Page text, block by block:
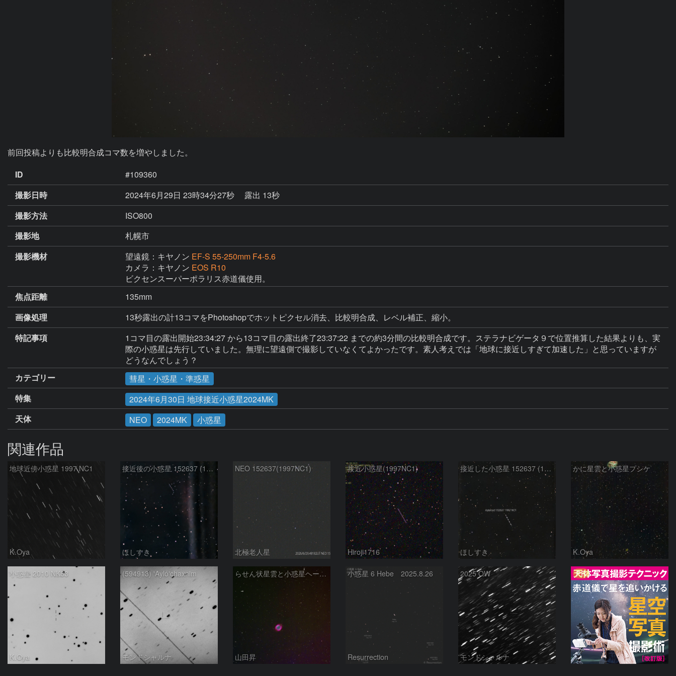
前回投稿よりも比較明合成コマ数を増やしました。
ID
#109360
撮影日時
2024年6月29日 23時34分27秒
露出 13秒
撮影方法
ISO800
撮影地
札幌市
撮影機材
望遠鏡：キヤノン EF-S 55-250mm F4-5.6
カメラ：キヤノン EOS R10
ビクセンスーパーポラリス赤道儀使用。
焦点距離
135mm
画像処理
13秒露出の計13コマをPhotoshopでホットピクセル消去、比較明合成、レベル補正、縮小。
特記事項
1コマ目の露出開始23:34:27 から13コマ目の露出終了23:37:22 までの約3分間の比較明合成です。ステラナビゲータ９で位置推算した結果よりも、実
際の小惑星は先行していました。無理に望遠側で撮影していなくてよかったです。素人考えでは「地球に接近しすぎて加速した」と思っていますが
どうなんでしょう？
カテゴリー
彗星・小惑星・準惑星
特集
2024年6月30日 地球接近小惑星2024MK
天体
NEO 2024MK 小惑星
関連作品
地球近傍小惑星 1997 NC1
K.Oya
接近後の小惑星 152637 (1997NC1)
ほしすき
NEO 152637(1997NC1)
北極老人星
接近小惑星(1997NC1)
Hiroji1716
接近した小惑星 152637 (1997NC1)
ほしすき
かに星雲と小惑星プシケ
K.Oya
小惑星 2010 NK83
K.Oya
(594913) ꞌAylóꞌchaxnim
モンドシャルナ
らせん状星雲と小惑星ヘーベの接近
山田昇
小惑星 6 Hebe 2025.8.26
Resurrection
2025 OW
モンドシャルナ
PR